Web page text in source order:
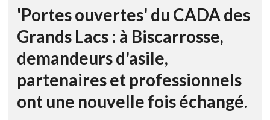
'Portes ouvertes' du CADA des
Grands Lacs : à Biscarrosse,
demandeurs d'asile,
partenaires et professionnels
ont une nouvelle fois échangé.